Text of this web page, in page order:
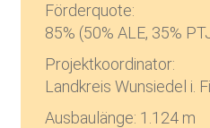
Förderquote:
85% (50% ALE, 35%
Projektkoordinator:
Landkreis Wunsiedel i.
Ausbaulänge: 1.124 m